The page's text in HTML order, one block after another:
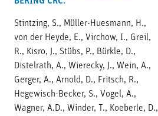
Stintzing, S., Müller-Huesmann, H.,
von der Heyde, E., Virchow, I., Greil,
R., Kisro, J., Stübs, P., Bürkle, D.,
Distelrath, A., Wierecky, J., Wein, A.,
Gerger, A., Arnold, D., Fritsch, R.,
Hegewisch-Becker, S., Vogel, A.,
Wagner, A.D., Winder, T., Koeberle, D.,